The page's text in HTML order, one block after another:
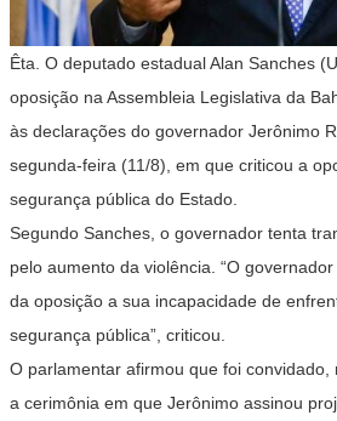
Êta. O deputado estadual Alan Sanches
oposição na Assembleia Legislativa da
às declarações do governador Jerônimo
segunda-feira (11/8), em que criticou a
segurança pública do Estado.
Segundo Sanches, o governador tenta
pelo aumento da violência. “O
da oposição a sua incapacidade de
segurança pública”, criticou.
O parlamentar afirmou que foi convidado,
a cerimônia em que Jerônimo assinou